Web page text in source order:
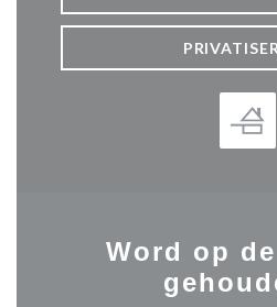
Word op